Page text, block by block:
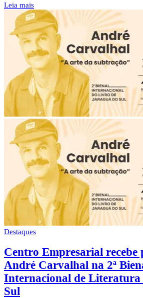
Leia mais
Destaques
Centro Empresarial recebe
André Carvalhal na 2ª
Internacional de Literatura
Sul